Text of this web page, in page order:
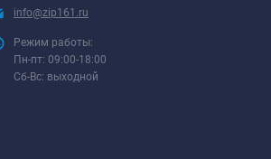
info@zip161.ru
Режим работы:
Пн-пт: 09:00-18:00
Сб-Вс: выходной